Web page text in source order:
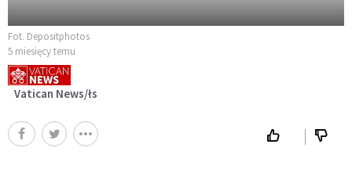
Fot. Depositphotos
5 miesięcy temu
Vatican News/łs